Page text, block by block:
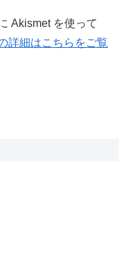
Akismet を使って
詳細はこちらをご覧